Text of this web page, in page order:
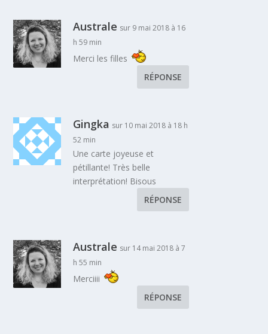
Australe sur 9 mai 2018 à 16
h 59 min
Merci les filles
RÉPONSE
Gingka sur 10 mai 2018 à 18 h
52 min
Une carte joyeuse et
pétillante! Très belle
interprétation! Bisous
RÉPONSE
Australe sur 14 mai 2018 à 7
h 55 min
Merciiii
RÉPONSE